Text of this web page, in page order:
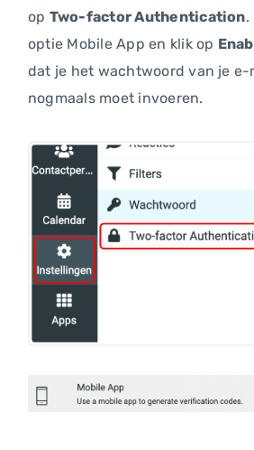
op Two-factor Authentication.
optie Mobile App en klik op
dat je het wachtwoord van je e-
nogmaals moet invoeren.